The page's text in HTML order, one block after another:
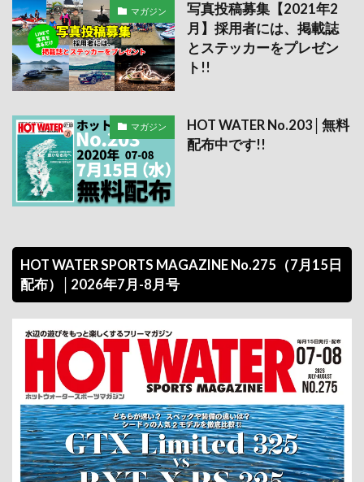
マガジン
写真投稿募集【2021年2
月】採用者には、掲載誌
とステッカーをプレゼン
ト!!
マガジン
HOT WATER No.203│無料
配布中です!!
HOT WATER SPORTS MAGAZINE No.275（7月15日
配布）│2026年7月-8月号